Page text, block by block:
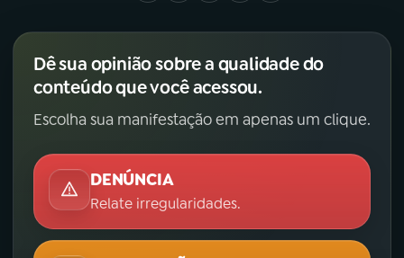
Dê sua opinião sobre a qualidade do
conteúdo que você acessou.
Escolha sua manifestação em apenas um clique.
DENÚNCIA
Relate irregularidades.